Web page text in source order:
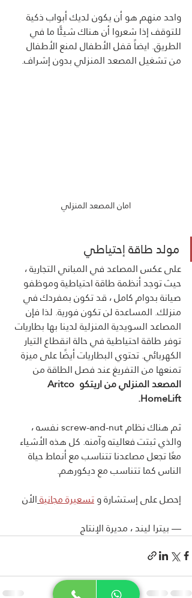
واحد منهم هو أن يكون لديك أبواب ذكية
للتوقف إذا شعروا أن هناك شيئًا ما في
الطريق. ايضاً قفل الأطفال لمنع الأطفال
من تشغيل المصعد المنزلي بدون إشراف.
امان المصعد المنزلي
مولد طاقة إحتياطي
على عكس المصاعد في المباني التجارية ،
حيث توجد أنظمة طاقة احتياطية وموظفو
صيانة بدوام كامل ، قد تكون بمفردك في
منزلك. المساعدة لن تكون فورية. لذا فإن
المصاعد السويدية المنزلية لدينا بها بطاريات
توفر طاقة احتياطية في حالة انقطاع التيار
الكهربائي. تحتوي البطاريات أيضًا على ميزة
تمنعها من التفريغ عند فصل الطاقة من
المصعد المنزلي من اريتكو Aritco
HomeLift.
ثم هناك نظام screw-and-nut نفسه ،
والذي ثبتت فعاليته وآمنه. كل هذه الأشياء
معًا تجعل مصاعدنا تتناسب مع أنماط حياة
الناس كما تتناسب مع ديكورهم.
إحصل على إستشارة و تسعيرة مجانيةالأن
— بيترا ليند ، مديرة الإنتاج